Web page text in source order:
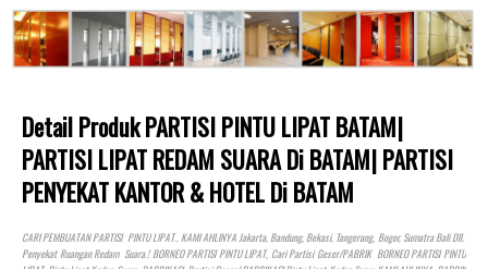
Detail Produk PARTISI PINTU LIPAT BATAM|
PARTISI LIPAT REDAM SUARA Di BATAM| PARTISI
PENYEKAT KANTOR & HOTEL Di BATAM
CARI PEMBUATAN PARTISI PINTU LIPAT.. KAMI AHLINYA Jakarta, Bandung, Bekasi, Tangerang, Bogor, Sumatra Bali Dll.
Penyekat Ruangan Redam Suara.! BORNEO PARTISI PINTU LIPAT, Cari Partisi Geser/PABRIK BORNEO PARTISI PINTU